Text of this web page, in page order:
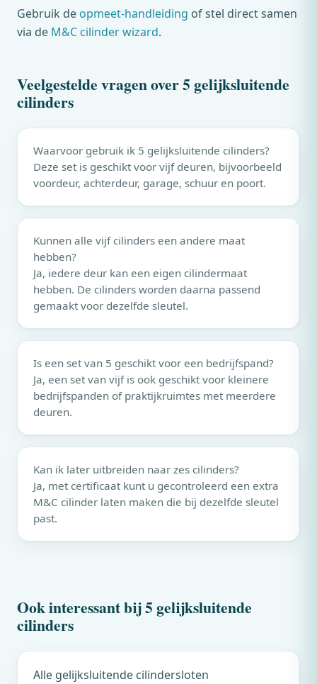
Gebruik de opmeet-handleiding of stel direct samen
via de M&C cilinder wizard.
Veelgestelde vragen over 5 gelijksluitende
cilinders
Waarvoor gebruik ik 5 gelijksluitende cilinders?
Deze set is geschikt voor vijf deuren, bijvoorbeeld
voordeur, achterdeur, garage, schuur en poort.
Kunnen alle vijf cilinders een andere maat
hebben?
Ja, iedere deur kan een eigen cilindermaat
hebben. De cilinders worden daarna passend
gemaakt voor dezelfde sleutel.
Is een set van 5 geschikt voor een bedrijfspand?
Ja, een set van vijf is ook geschikt voor kleinere
bedrijfspanden of praktijkruimtes met meerdere
deuren.
Kan ik later uitbreiden naar zes cilinders?
Ja, met certificaat kunt u gecontroleerd een extra
M&C cilinder laten maken die bij dezelfde sleutel
past.
Ook interessant bij 5 gelijksluitende
cilinders
Alle gelijksluitende cilindersloten